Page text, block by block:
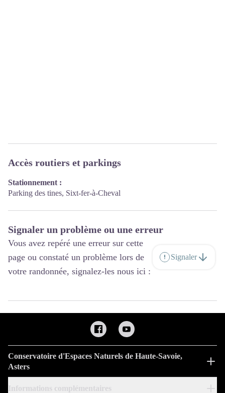
Accès routiers et parkings
Stationnement :
Parking des tines, Sixt-fer-à-Cheval
Signaler un problème ou une erreur
Vous avez repéré une erreur sur cette
page ou constaté un problème lors de
votre randonnée, signalez-les nous ici :
Signaler
Conservatoire d'Espaces Naturels de Haute-Savoie,
Asters
Informations complémentaires